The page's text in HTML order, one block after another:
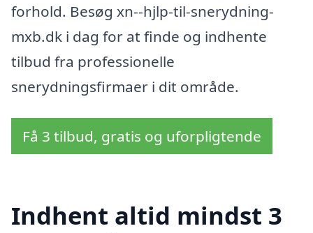
forhold. Besøg xn--hjlp-til-snerydning-
mxb.dk i dag for at finde og indhente
tilbud fra professionelle
snerydningsfirmaer i dit område.
Få 3 tilbud, gratis og uforpligtende
Indhent altid mindst 3